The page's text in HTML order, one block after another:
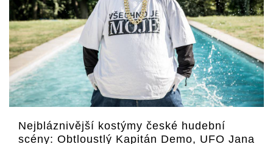
Nejbláznivější kostýmy české hudební
scény: Obtloustlý Kapitán Demo, UFO Jana